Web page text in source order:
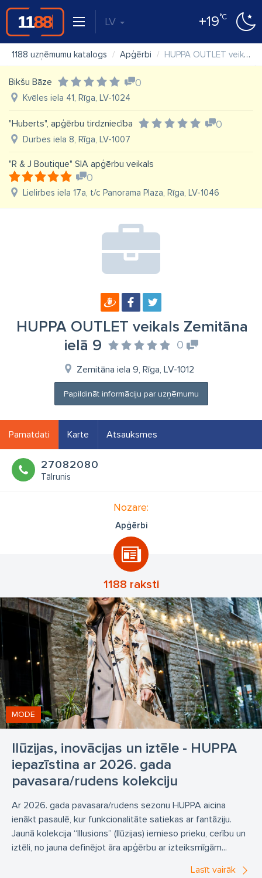
LV +19°C
1188 uzņēmumu katalogs Apģērbi HUPPA OUTLET veikals Zemitāna ielā 9
Bikšu Bāze 0
Kvēles iela 41, Rīga, LV-1024
"Huberts", apģērbu tirdzniecība 0
Durbes iela 8, Rīga, LV-1007
"R & J Boutique" SIA apģērbu veikals
0
Lielirbes iela 17a, t/c Panorama Plaza, Rīga, LV-1046
HUPPA OUTLET veikals Zemitāna
ielā 9
0
Zemitāna iela 9, Rīga, LV-1012
Papildināt informāciju par uzņēmumu
Pamatdati Karte Atsauksmes
27082080
Tālrunis
Nozare:
Apģērbi
1188 raksti
Ilūzijas, inovācijas un iztēle - HUPPA
iepazīstina ar 2026. gada
pavasara/rudens kolekciju
MODE
Ar 2026. gada pavasara/rudens sezonu HUPPA aicina
ienākt pasaulē, kur funkcionalitāte satiekas ar fantāziju.
Jaunā kolekcija “Illusions” (Ilūzijas) iemieso prieku, cerību un
iztēli, no jauna definējot āra apģērbu ar izteiksmīgām...
Lasīt vairāk